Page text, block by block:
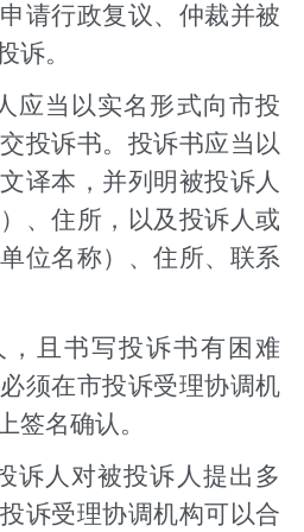
请行政复议、仲裁并被
诉。
应当以实名形式向市投
投诉书。投诉书应当以
译本，并列明被投诉人
、住所，以及投诉人或
位名称）、住所、联系
，且书写投诉书有困难
须在市投诉受理协调机
签名确认。
诉人对被投诉人提出多
诉受理协调机构可以合